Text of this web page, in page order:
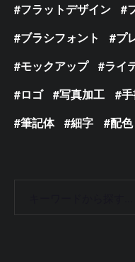
フラットデザイン
ブラシフォント
プ
モックアップ
ライ
ロゴ
写真加工
筆記体
細字 配色